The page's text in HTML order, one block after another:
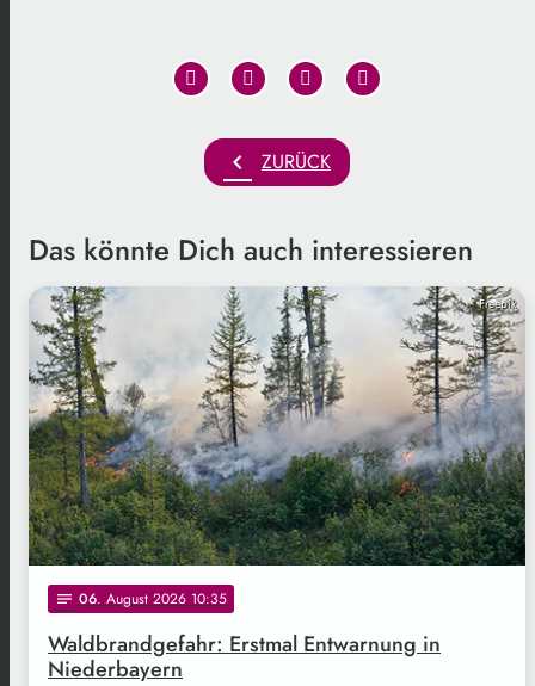
chevron_left ZURÜCK
Das könnte Dich auch interessieren
Freepik
notes 06. August 2026 10:35
Waldbrandgefahr: Erstmal Entwarnung in
Niederbayern